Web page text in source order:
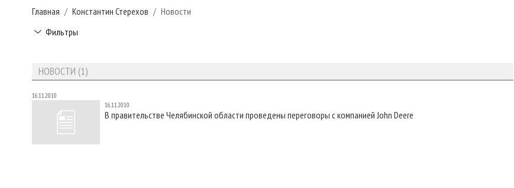
Главная Константин Стерехов
Новости
Фильтры
НОВОСТИ (1)
16.11.2010
16.11.2010
В правительстве Челябинской области проведены переговоры с компанией John Deere